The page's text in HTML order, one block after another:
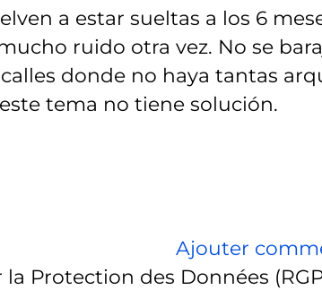
a estar sueltas a los 6
ruido otra vez. No se
donde no haya tantas
tema no tiene solución.
Ajouter
Protection des Données